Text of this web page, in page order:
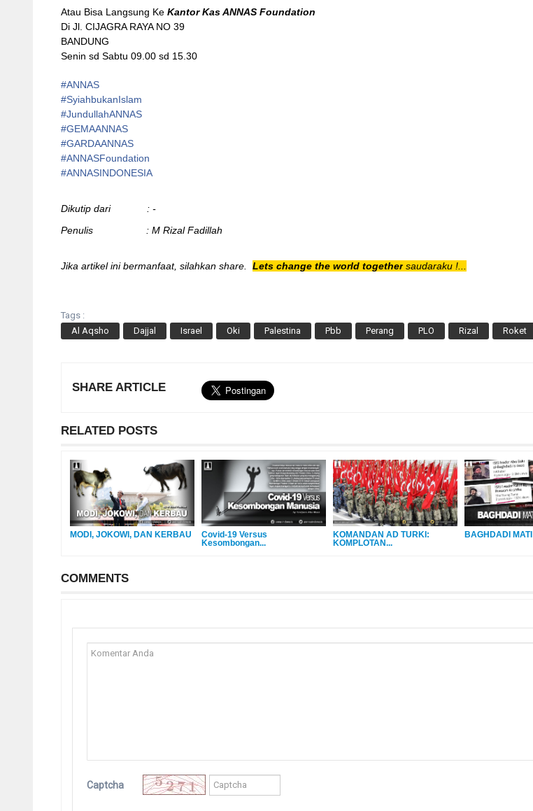
Atau Bisa Langsung Ke Kantor Kas ANNAS Foundation
Di Jl. CIJAGRA RAYA NO 39
BANDUNG
Senin sd Sabtu 09.00 sd 15.30
#ANNAS
#SyiahbukanIslam
#JundullahANNAS
#GEMAANNAS
#GARDAANNAS
#ANNASFoundation
#ANNASINDONESIA
Dikutip dari : -
Penulis : M Rizal Fadillah
Jika artikel ini bermanfaat, silahkan share. Lets change the world together saudaraku !...
Tags :
Al Aqsho
Dajjal Israel Oki Palestina Pbb Perang PLO Rizal Roket
SHARE ARTICLE
RELATED POSTS
MODI, JOKOWI, DAN KERBAU
Covid-19 Versus
Kesombongan...
KOMANDAN AD TURKI:
KOMPLOTAN...
BAGHDADI MATI
COMMENTS
Captcha